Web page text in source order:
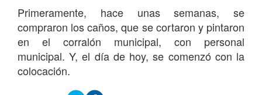
Primeramente, hace unas semanas, se
compraron los caños, que se cortaron y pintaron
en el corralón municipal, con personal
municipal. Y, el día de hoy, se comenzó con la
colocación.